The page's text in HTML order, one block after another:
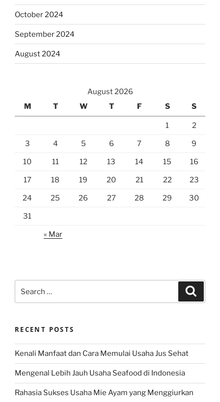
October 2024
September 2024
August 2024
August 2026
M
T W T F S S
1 2
3 4 5 6 7 8 9
10 11 12 13 14 15 16
17 18 19 20 21 22 23
24 25 26 27 28 29 30
31
« Mar
for:
RECENT POSTS
Kenali Manfaat dan Cara Memulai Usaha Jus Sehat
Mengenal Lebih Jauh Usaha Seafood di Indonesia
Rahasia Sukses Usaha Mie Ayam yang Menggiurkan